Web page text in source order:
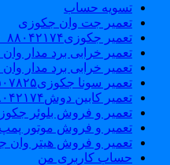
تسویه حساب
تعمیر جت وان جکوزی
تعمیر جکوزی۸۸۰۴۲۱۷۴_فروش وان_جکوزی
تعمیر خرابی برد مدار
تعمیر خرابی برد مدار
تعمیر سونا جکوزی۰۹۱۲۱۵۰۷۸۲۵#| Sauna | Jacuzzi
تعمیر کابین دوش۸۸۰۴۲۱۷۴_فروش کابین دوش
تعمیر و فروش بلوئر
تعمیر و فروش موتور
تعمیر و فروش هیتر وان
حساب کاربری من